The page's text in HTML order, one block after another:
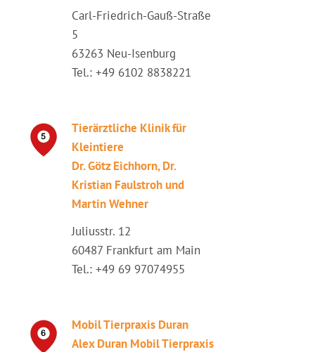
Carl-Friedrich-Gauß-Straße
5
63263 Neu-Isenburg
Tel.: +49 6102 8838221
Tierärztliche Klinik für
Kleintiere
Dr. Götz Eichhorn, Dr.
Kristian Faulstroh und
Martin Wehner
Juliusstr. 12
60487 Frankfurt am Main
Tel.: +49 69 97074955
Mobil Tierpraxis Duran
Alex Duran Mobil Tierpraxis